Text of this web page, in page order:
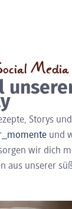
Media
Storys
und
wir dich
aus unserer